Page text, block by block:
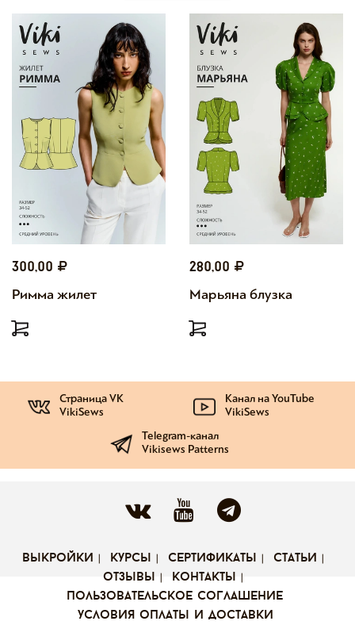
300,00
Римма жилет
280,00
Марьяна блузка
Страница VK
VikiSews
Канал на YouTube
VikiSews
Telegram-канал
Vikisews Patterns
выкройки курсы сертификаты
статьи
отзывы
контакты
пользовательское соглашение
условия оплаты и доставки